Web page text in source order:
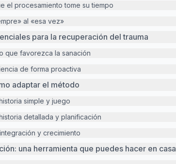
el procesamiento tome su tiempo
al «esa vez»
para la recuperación del trauma
que favorezca la sanación
de forma proactiva
adaptar el método
simple y juego
detallada y planificación
y crecimiento
una herramienta que puedes hacer en casa